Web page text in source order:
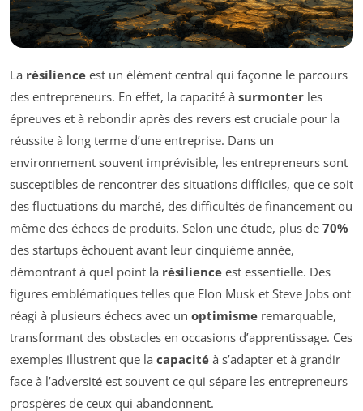
La résilience est un élément central qui façonne le parcours
des entrepreneurs. En effet, la capacité à surmonter les
épreuves et à rebondir après des revers est cruciale pour la
réussite à long terme d’une entreprise. Dans un
environnement souvent imprévisible, les entrepreneurs sont
susceptibles de rencontrer des situations difficiles, que ce soit
des fluctuations du marché, des difficultés de financement ou
même des échecs de produits. Selon une étude, plus de 70%
des startups échouent avant leur cinquième année,
démontrant à quel point la résilience est essentielle. Des
figures emblématiques telles que Elon Musk et Steve Jobs ont
réagi à plusieurs échecs avec un optimisme remarquable,
transformant des obstacles en occasions d’apprentissage. Ces
exemples illustrent que la capacité à s’adapter et à grandir
face à l’adversité est souvent ce qui sépare les entrepreneurs
prospères de ceux qui abandonnent.